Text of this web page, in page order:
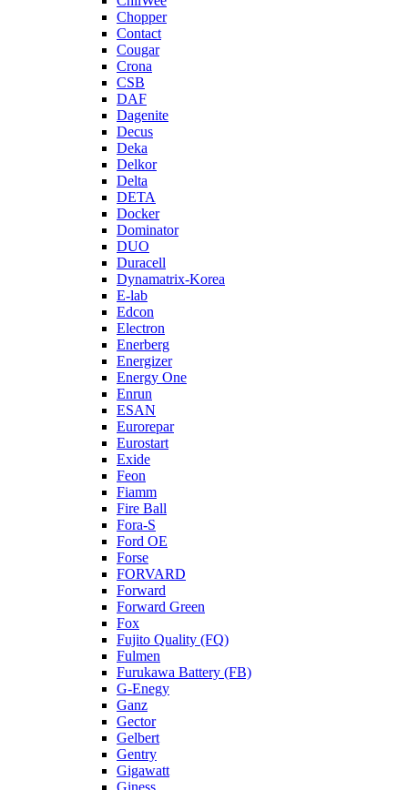
Chopper
Contact
Cougar
Crona
CSB
DAF
Dagenite
Decus
Deka
Delkor
Delta
DETA
Docker
Dominator
DUO
Duracell
Dynamatrix-Korea
E-lab
Edcon
Electron
Enerberg
Energizer
Energy One
Enrun
ESAN
Eurorepar
Eurostart
Exide
Feon
Fiamm
Fire Ball
Fora-S
Ford OE
Forse
FORVARD
Forward
Forward Green
Fox
Fujito Quality (FQ)
Fulmen
Furukawa Battery (FB)
G-Enegy
Ganz
Gector
Gelbert
Gentry
Gigawatt
Giness